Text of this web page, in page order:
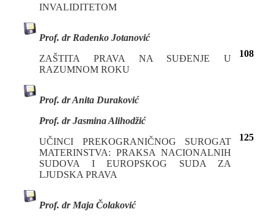
INVALIDITETOM
Prof. dr Radenko Jotanović
ZAŠTITA PRAVA NA SUĐENJE U
RAZUMNOM ROKU
108
Prof. dr Anita Duraković
Prof. dr Jasmina Alihodžić
UČINCI PREKOGRANIČNOG SUROGAT
MATERINSTVA: PRAKSA NACIONALNIH
SUDOVA I EUROPSKOG SUDA ZA
LJUDSKA PRAVA
125
Prof. dr Maja Čolaković